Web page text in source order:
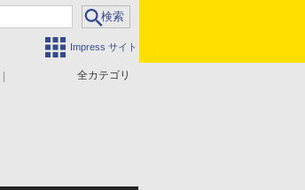
Impress サイト
全カテゴリ